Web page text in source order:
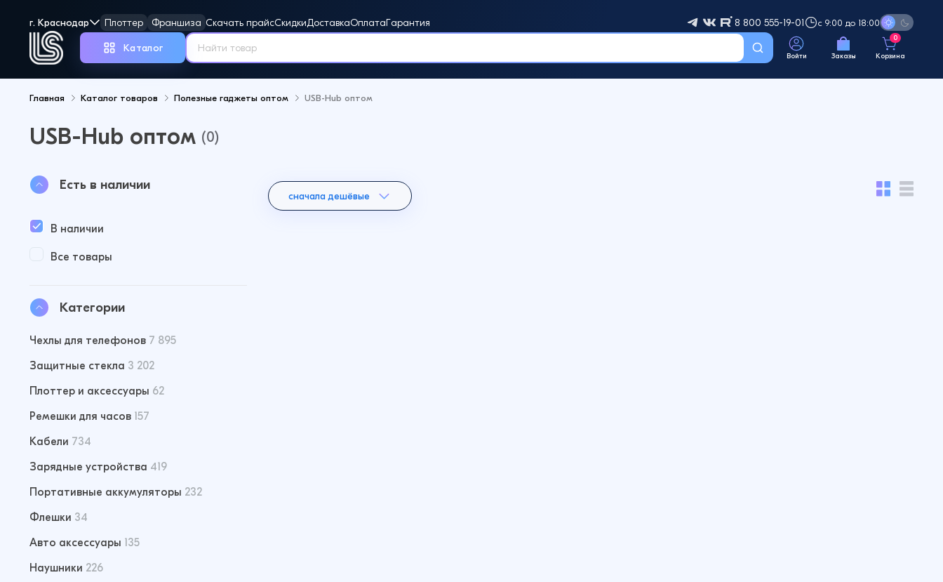
г. Краснодар Франшиза
Плоттер Скачать прайсСкидкиДоставкаОплатаГарантия 8 800 555-19-01 с 9:00 до 18:00
Каталог
Войти Заказы
0
Корзина
Главная Каталог товаров Полезные гаджеты оптом USB-Hub оптом
USB-Hub оптом (0)
Есть в наличии
В наличии
Все товары
Категории
Чехлы для телефонов 7 895
Защитные стекла 3 202
Плоттер и аксессуары 62
Ремешки для часов 157
Кабели 734
Зарядные устройства 419
Портативные аккумуляторы 232
Флешки 34
Авто аксессуары 135
Наушники 226
сначала дешёвые